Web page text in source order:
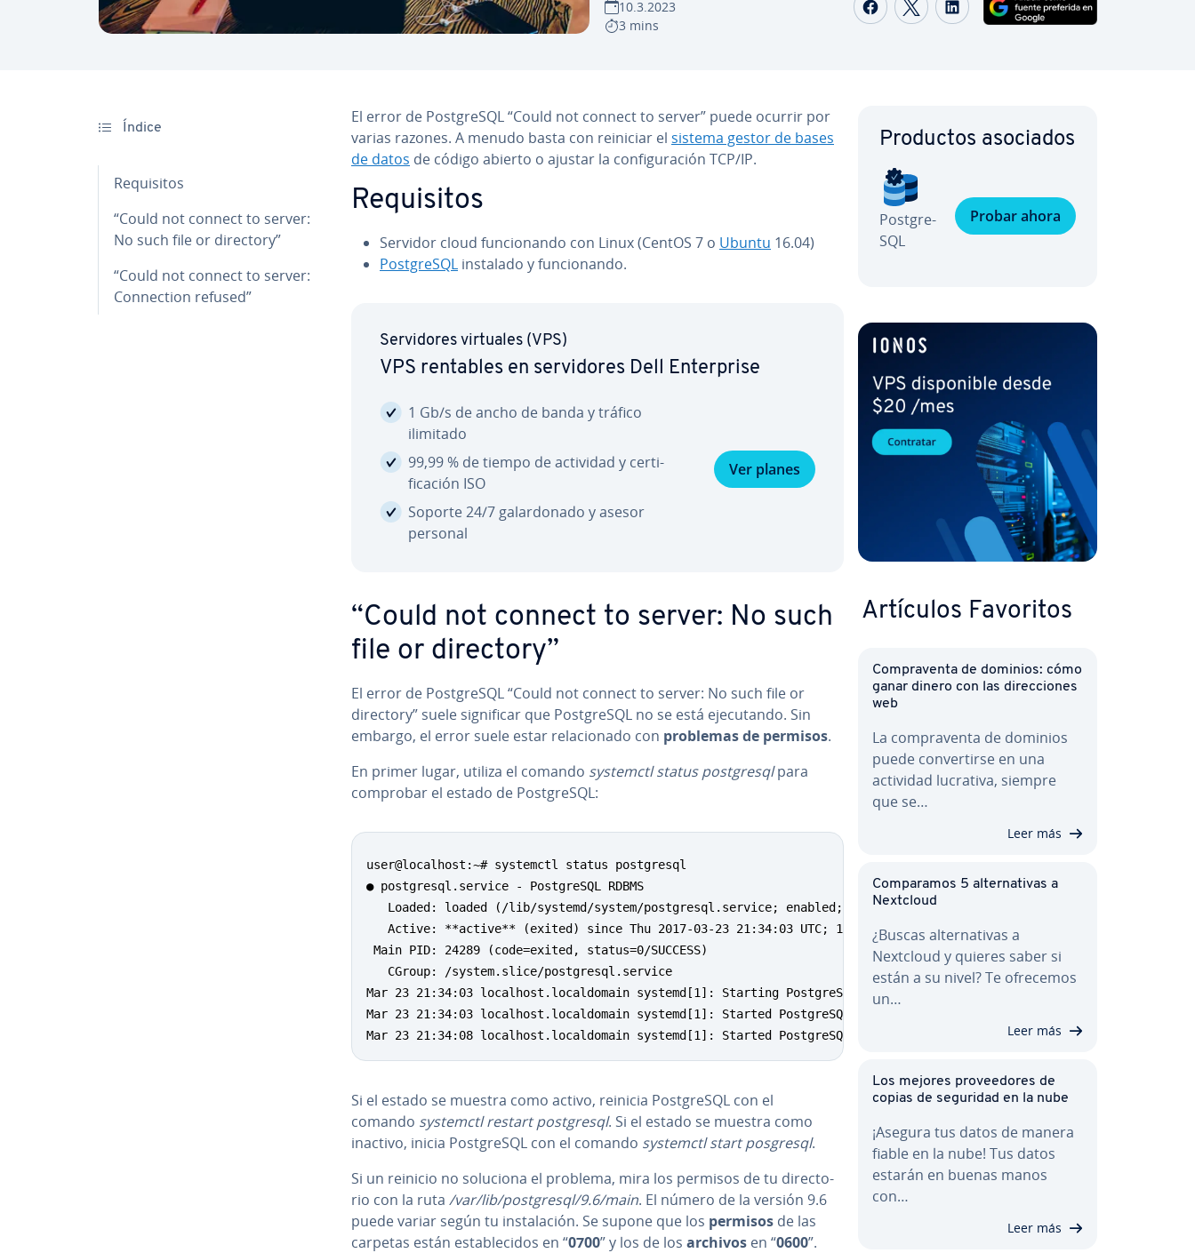
10.3.2023
3 mins
Índice
Re­qui­si­tos
“Could not connect to server:
No such file or directory”
“Could not connect to server:
Co­n­ne­c­tion refused”
El error de Po­s­t­gre­S­QL “Could not connect to server” puede ocurrir por
varias razones. A menudo basta con reiniciar el sistema gestor de bases
de datos de código abierto o ajustar la co­n­fi­gu­ra­ción TCP/IP.
Re­qui­si­tos
Servidor cloud fu­n­cio­na­n­do con Linux (CentOS 7 o Ubuntu 16.04)
Po­s­t­gre­S­QL instalado y fu­n­cio­na­n­do.
Se­r­vi­do­res virtuales (VPS)
VPS rentables en se­r­vi­do­res Dell En­te­r­pri­se
1 Gb/s de ancho de banda y tráfico
ilimitado
99,99 % de tiempo de actividad y ce­r­ti­
fi­ca­ción ISO
Soporte 24/7 ga­la­r­do­na­do y asesor
personal
Ver planes
“Could not connect to server: No such
file or directory”
El error de Po­s­t­gre­S­QL “Could not connect to server: No such file or
directory” suele si­g­ni­fi­car que Po­s­t­gre­S­QL no se está eje­cu­ta­n­do. Sin
embargo, el error suele estar re­la­cio­na­do con problemas de permisos.
En primer lugar, utiliza el comando systemctl status po­s­t­gre­s­qlpara
comprobar el estado de Po­s­t­gre­S­QL:
user@localhost:~# systemctl status postgresql
● postgresql.service - PostgreSQL RDBMS
   Loaded: loaded (/lib/systemd/system/postgresql.service; enabled; vendor preset: enabled)
   Active: **active** (exited) since Thu 2017-03-23 21:34:03 UTC; 14s ago
Main PID: 24289 (code=exited, status=0/SUCCESS)
   CGroup: /system.slice/postgresql.service
Mar 23 21:34:03 localhost.localdomain systemd[1]: Starting PostgreSQL RDBMS...
Mar 23 21:34:03 localhost.localdomain systemd[1]: Started PostgreSQL RDBMS.
Mar 23 21:34:08 localhost.localdomain systemd[1]: Started PostgreSQL RDBMS.
Si el estado se muestra como activo, reinicia Po­s­t­gre­S­QL con el
comando systemctl restart po­s­t­gre­s­ql. Si el estado se muestra como
inactivo, inicia Po­s­t­gre­S­QL con el comando systemctl start posgresql.
Si un reinicio no soluciona el problema, mira los permisos de tu di­re­c­to­
rio con la ruta /var/lib/po­s­t­gre­s­ql/9.6/main. El número de la versión 9.6
puede variar según tu in­s­ta­la­ción. Se supone que los permisos de las
carpetas están es­ta­ble­ci­dos en “0700” y los de los archivos en “0600”.
Productos asociados
Po­s­t­gre­
S­QL
Probar ahora
Artículos Favoritos
Co­m­pra­ve­n­ta de dominios: cómo
ganar dinero con las di­re­c­cio­nes
web
La co­m­pra­ve­n­ta de dominios
puede co­n­ve­r­ti­r­se en una
actividad lucrativa, siempre
que se…
Leer más
Co­m­pa­ra­mos 5 al­te­r­na­ti­vas a
Nextcloud
¿Buscas al­te­r­na­ti­vas a
Nextcloud y quieres saber si
están a su nivel? Te ofrecemos
un…
Leer más
Los mejores pro­vee­do­res de
copias de seguridad en la nube
¡Asegura tus datos de manera
fiable en la nube! Tus datos
estarán en buenas manos
con…
Leer más